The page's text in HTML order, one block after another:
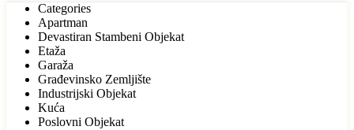
Categories
Apartman
Devastiran Stambeni Objekat
Etaža
Garaža
Građevinsko Zemljište
Industrijski Objekat
Kuća
Poslovni Objekat